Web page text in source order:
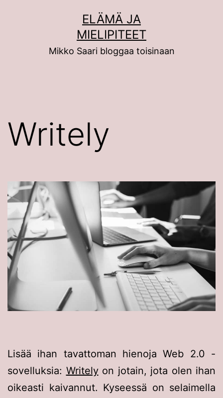
ELÄMÄ JA
MIELIPITEET
Mikko Saari bloggaa toisinaan
Writely
Lisää ihan tavattoman hienoja Web 2.0 -
sovelluksia: Writelyon jotain, jota olen ihan
oikeasti kaivannut. Kyseessä on selaimella